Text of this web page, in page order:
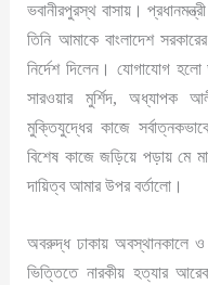
ভবানীরপুরস্থ বাসায়।
তিনি আমাকে বাংলাদেশ
নির্দেশ দিলেন। যোগাযোগ
সারওয়ার মুর্শিদ, অধ্যাপক
মুক্তিযুদ্ধের কাজে
বিশেষ কাজে জড়িয়ে পড়ায় মে
দায়িত্ব আমার উপর বর্তালো।
অবরুদ্ধ ঢাকায় অবস্থানকালে ও
ভিত্তিতে নারকীয় হত্যার